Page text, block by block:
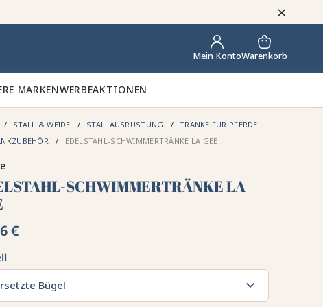
×
Mein KontoWarenkorb
MARKENWERBEAKTIONEN
STALL & WEIDE STALLAUSRÜSTUNG
TRÄNKE FÜR PFERDE
EDELSTAHL-SCHWIMMERTRÄNKE LA GEE
SCHWIMMERTRÄNKE LA
€
Bügel